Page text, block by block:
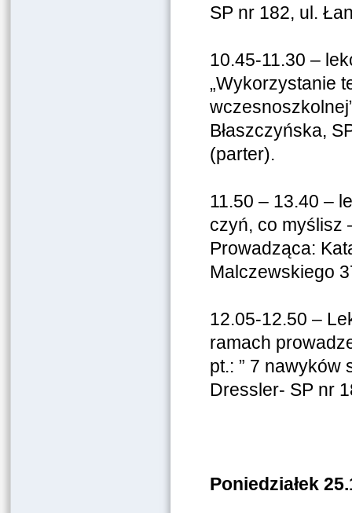
SP nr 182, ul.
10.45-11.30 –
„Wykorzystanie
Błaszczyńska,
(parter).
11.50 – 13.40 –
czyń, co myślisz
Prowadząca:
Malczewskiego
12.05-12.50 –
ramach
pt.: ” 7 nawyków
Dressler- SP nr
Poniedziałek